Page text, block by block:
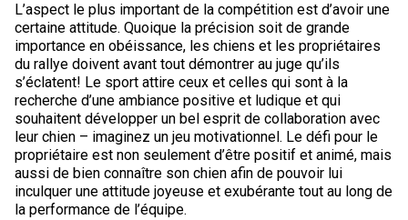
L’aspect le plus important de la compétition est d’avoir une
certaine attitude. Quoique la précision soit de grande
importance en obéissance, les chiens et les propriétaires
du rallye doivent avant tout démontrer au juge qu’ils
s’éclatent! Le sport attire ceux et celles qui sont à la
recherche d’une ambiance positive et ludique et qui
souhaitent développer un bel esprit de collaboration avec
leur chien – imaginez un jeu motivationnel. Le défi pour le
propriétaire est non seulement d’être positif et animé, mais
aussi de bien connaître son chien afin de pouvoir lui
inculquer une attitude joyeuse et exubérante tout au long de
la performance de l’équipe.